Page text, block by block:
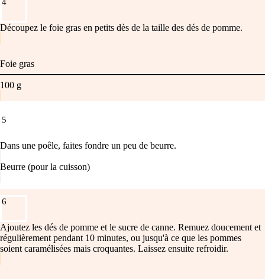
Découpez le foie gras en petits dès de la taille des dés de pomme.
Foie gras
100 g
5
Dans une poêle, faites fondre un peu de beurre.
Beurre (pour la cuisson)
6
Ajoutez les dés de pomme et le sucre de canne. Remuez doucement et
régulièrement pendant 10 minutes, ou jusqu'à ce que les pommes
soient caramélisées mais croquantes. Laissez ensuite refroidir.